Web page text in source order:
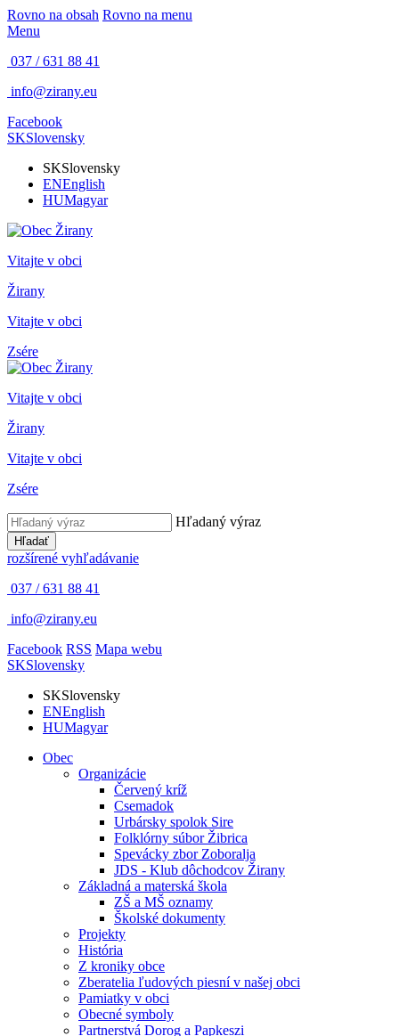
Rovno na obsah Rovno na menu
Menu
037 / 631 88 41
info@zirany.eu
Facebook
SKSlovensky
SKSlovensky
ENEnglish
HUMagyar
Vitajte v obci
Žirany
Vitajte v obci
Zsére
Vitajte v obci
Žirany
Vitajte v obci
Zsére
Hľadaný výraz
Hľadať
rozšírené vyhľadávanie
037 / 631 88 41
info@zirany.eu
Facebook RSS Mapa webu
SKSlovensky
SKSlovensky
ENEnglish
HUMagyar
Obec
Organizácie
Červený kríž
Csemadok
Urbársky spolok Sire
Folklórny súbor Žibrica
Spevácky zbor Zoboralja
JDS - Klub dôchodcov Žirany
Základná a materská škola
ZŠ a MŠ oznamy
Školské dokumenty
Projekty
História
Z kroniky obce
Zberatelia ľudových piesní v našej obci
Pamiatky v obci
Obecné symboly
Partnerstvá Dorog a Papkeszi